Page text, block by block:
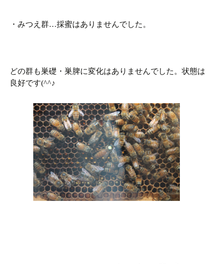
・みつえ群…採蜜はありませんでした。
どの群も巣礎・巣脾に変化はありませんでした。状態は
良好です(^^♪